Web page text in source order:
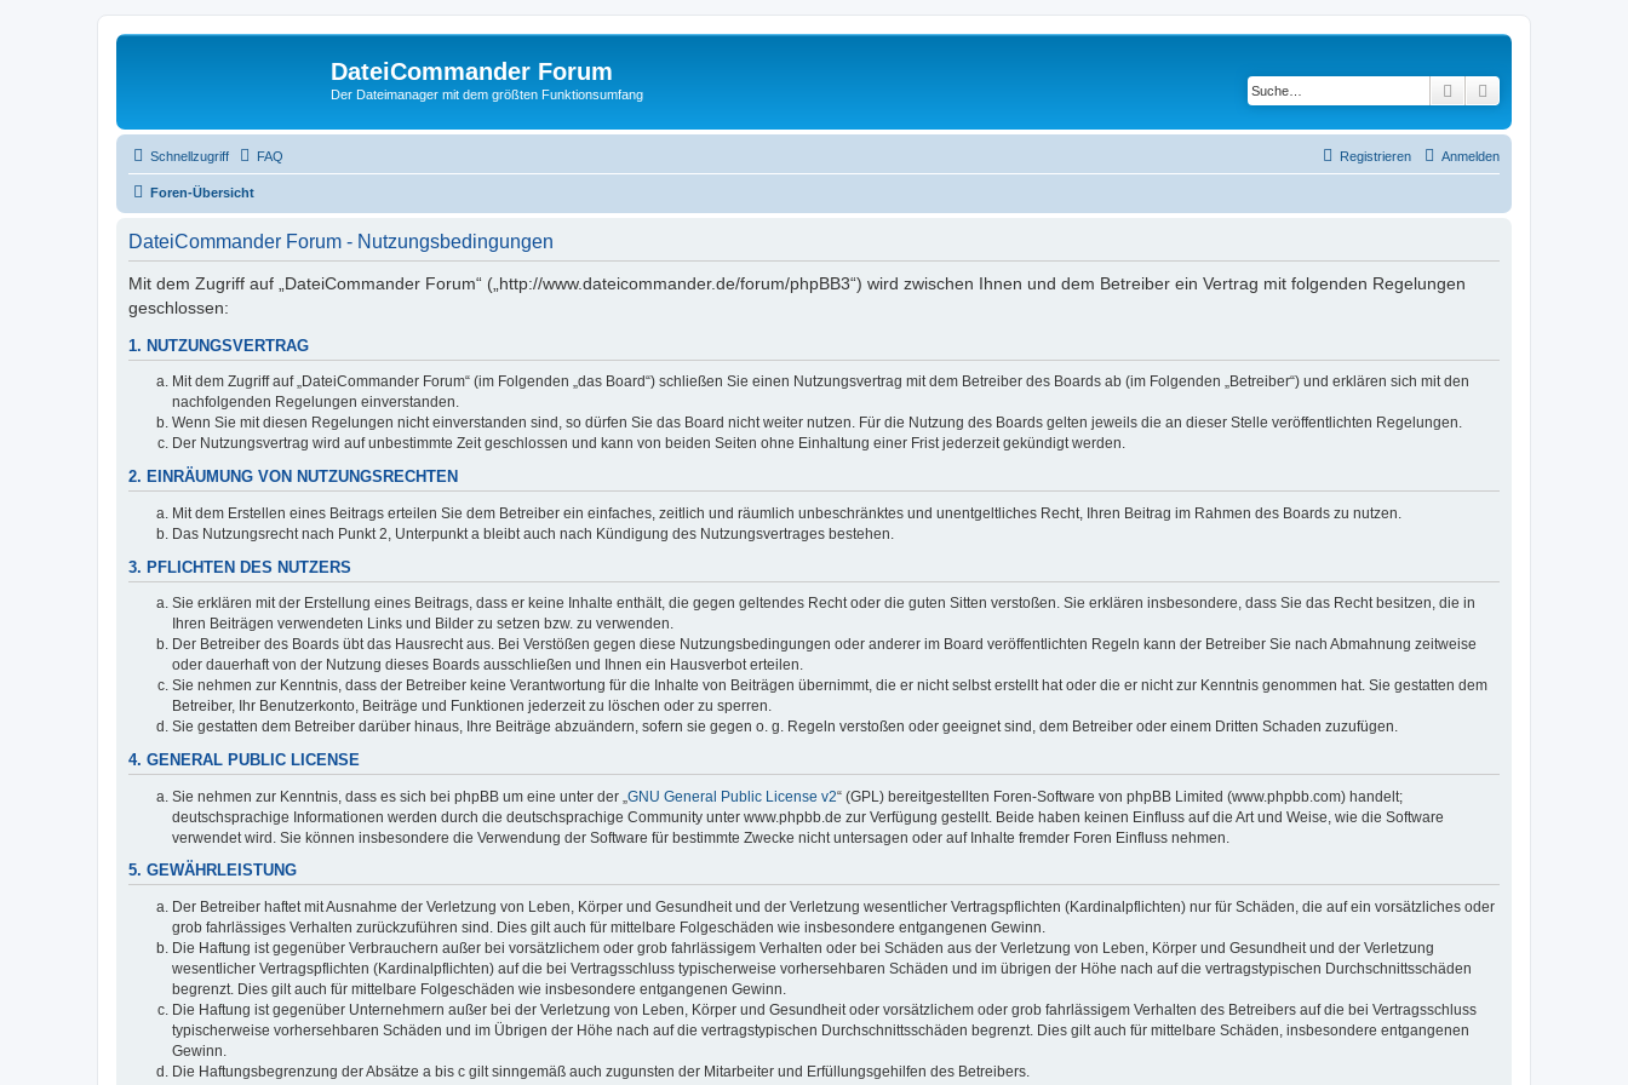
DateiCommander Forum
Der Dateimanager mit dem größten Funktionsumfang Suche
Schnellzugriff FAQ Anmelden
Registrieren
Foren-Übersicht
DateiCommander Forum - Nutzungsbedingungen
Mit dem Zugriff auf „DateiCommander Forum“ („http://www.dateicommander.de/forum/phpBB3“) wird zwischen Ihnen und dem Betreiber ein Vertrag mit folgenden Regelungen
geschlossen:
1. NUTZUNGSVERTRAG
Mit dem Zugriff auf „DateiCommander Forum“ (im Folgenden „das Board“) schließen Sie einen Nutzungsvertrag mit dem Betreiber des Boards ab (im Folgenden „Betreiber“) und erklären sich mit den
nachfolgenden Regelungen einverstanden.
Wenn Sie mit diesen Regelungen nicht einverstanden sind, so dürfen Sie das Board nicht weiter nutzen. Für die Nutzung des Boards gelten jeweils die an dieser Stelle veröffentlichten Regelungen.
Der Nutzungsvertrag wird auf unbestimmte Zeit geschlossen und kann von beiden Seiten ohne Einhaltung einer Frist jederzeit gekündigt werden.
2. EINRÄUMUNG VON NUTZUNGSRECHTEN
Mit dem Erstellen eines Beitrags erteilen Sie dem Betreiber ein einfaches, zeitlich und räumlich unbeschränktes und unentgeltliches Recht, Ihren Beitrag im Rahmen des Boards zu nutzen.
Das Nutzungsrecht nach Punkt 2, Unterpunkt a bleibt auch nach Kündigung des Nutzungsvertrages bestehen.
3. PFLICHTEN DES NUTZERS
Sie erklären mit der Erstellung eines Beitrags, dass er keine Inhalte enthält, die gegen geltendes Recht oder die guten Sitten verstoßen. Sie erklären insbesondere, dass Sie das Recht besitzen, die in
Ihren Beiträgen verwendeten Links und Bilder zu setzen bzw. zu verwenden.
Der Betreiber des Boards übt das Hausrecht aus. Bei Verstößen gegen diese Nutzungsbedingungen oder anderer im Board veröffentlichten Regeln kann der Betreiber Sie nach Abmahnung zeitweise
oder dauerhaft von der Nutzung dieses Boards ausschließen und Ihnen ein Hausverbot erteilen.
Sie nehmen zur Kenntnis, dass der Betreiber keine Verantwortung für die Inhalte von Beiträgen übernimmt, die er nicht selbst erstellt hat oder die er nicht zur Kenntnis genommen hat. Sie gestatten dem
Betreiber, Ihr Benutzerkonto, Beiträge und Funktionen jederzeit zu löschen oder zu sperren.
Sie gestatten dem Betreiber darüber hinaus, Ihre Beiträge abzuändern, sofern sie gegen o. g. Regeln verstoßen oder geeignet sind, dem Betreiber oder einem Dritten Schaden zuzufügen.
4. GENERAL PUBLIC LICENSE
Sie nehmen zur Kenntnis, dass es sich bei phpBB um eine unter der „ GNU General Public License v2“ (GPL) bereitgestellten Foren-Software von phpBB Limited (www.phpbb.com) handelt;
deutschsprachige Informationen werden durch die deutschsprachige Community unter www.phpbb.de zur Verfügung gestellt. Beide haben keinen Einfluss auf die Art und Weise, wie die Software
verwendet wird. Sie können insbesondere die Verwendung der Software für bestimmte Zwecke nicht untersagen oder auf Inhalte fremder Foren Einfluss nehmen.
5. GEWÄHRLEISTUNG
Der Betreiber haftet mit Ausnahme der Verletzung von Leben, Körper und Gesundheit und der Verletzung wesentlicher Vertragspflichten (Kardinalpflichten) nur für Schäden, die auf ein vorsätzliches oder
grob fahrlässiges Verhalten zurückzuführen sind. Dies gilt auch für mittelbare Folgeschäden wie insbesondere entgangenen Gewinn.
Die Haftung ist gegenüber Verbrauchern außer bei vorsätzlichem oder grob fahrlässigem Verhalten oder bei Schäden aus der Verletzung von Leben, Körper und Gesundheit und der Verletzung
wesentlicher Vertragspflichten (Kardinalpflichten) auf die bei Vertragsschluss typischerweise vorhersehbaren Schäden und im übrigen der Höhe nach auf die vertragstypischen Durchschnittsschäden
begrenzt. Dies gilt auch für mittelbare Folgeschäden wie insbesondere entgangenen Gewinn.
Die Haftung ist gegenüber Unternehmern außer bei der Verletzung von Leben, Körper und Gesundheit oder vorsätzlichem oder grob fahrlässigem Verhalten des Betreibers auf die bei Vertragsschluss
typischerweise vorhersehbaren Schäden und im Übrigen der Höhe nach auf die vertragstypischen Durchschnittsschäden begrenzt. Dies gilt auch für mittelbare Schäden, insbesondere entgangenen
Gewinn.
Die Haftungsbegrenzung der Absätze a bis c gilt sinngemäß auch zugunsten der Mitarbeiter und Erfüllungsgehilfen des Betreibers.